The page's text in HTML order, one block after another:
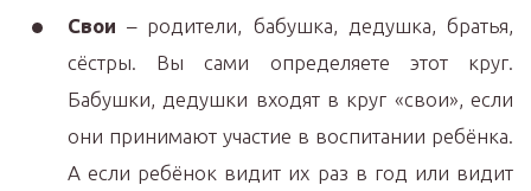
Свои – родители, бабушка, дедушка, братья,
сёстры. Вы сами определяете этот круг.
Бабушки, дедушки входят в круг «свои», если
они принимают участие в воспитании ребёнка.
А если ребёнок видит их раз в год или видит